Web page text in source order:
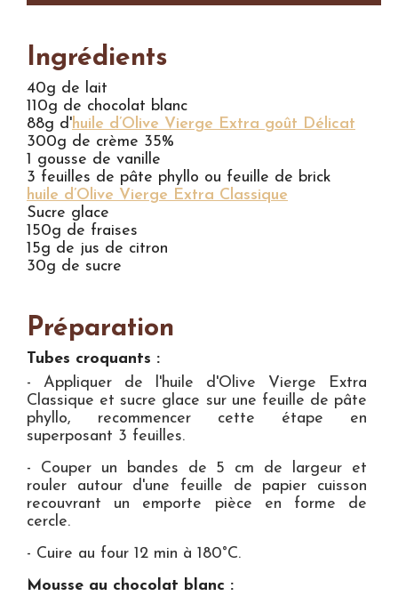
Ingrédients
40g de lait
110g de chocolat blanc
88g d'huile d’Olive Vierge Extra goût Délicat
300g de crème 35%
1 gousse de vanille
3 feuilles de pâte phyllo ou feuille de brick
huile d’Olive Vierge Extra Classique
Sucre glace
150g de fraises
15g de jus de citron
30g de sucre
Préparation
Tubes croquants :
- Appliquer de l'huile d'Olive Vierge Extra
Classique et sucre glace sur une feuille de pâte
phyllo, recommencer cette étape en
superposant 3 feuilles.
- Couper un bandes de 5 cm de largeur et
rouler autour d'une feuille de papier cuisson
recouvrant un emporte pièce en forme de
cercle.
- Cuire au four 12 min à 180°C.
Mousse au chocolat blanc :